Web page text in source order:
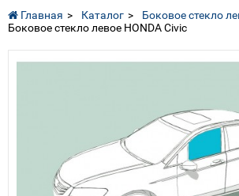
Главная Каталог
Боковое стекло
Боковое стекло левое HONDA Civic